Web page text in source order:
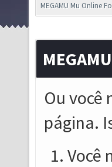
MEGAMU Mu Online
Ou você
página.
Você